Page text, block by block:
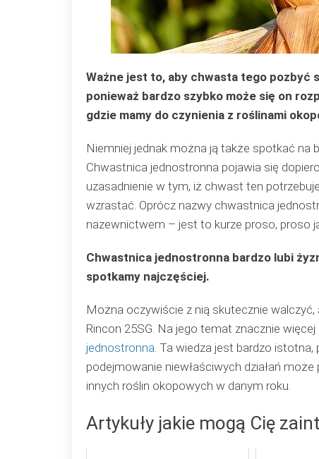
Ważne jest to, aby chwasta tego pozbyć
ponieważ bardzo szybko może się on
gdzie mamy do czynienia z roślinami
Niemniej jednak można ją także spotkać na
Chwastnica jednostronna pojawia się
uzasadnienie w tym, iż chwast ten
wzrastać. Oprócz nazwy chwastnica
nazewnictwem – jest to kurze proso, proso
Chwastnica jednostronna bardzo lubi
spotkamy najczęściej.
Można oczywiście z nią skutecznie
Rincon 25SG. Na jego temat znacznie
jednostronna. Ta wiedza jest bardzo istotna,
podejmowanie niewłaściwych działań
innych roślin okopowych w danym roku.
Artykuły jakie mogą Cię